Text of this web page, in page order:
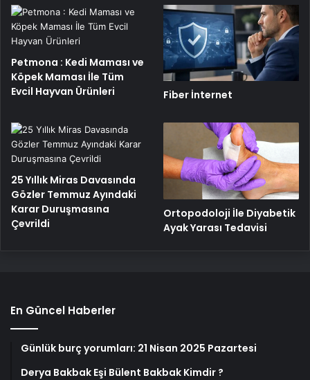
Petmona : Kedi Maması ve
Köpek Maması İle Tüm
Evcil Hayvan Ürünleri
Fiber İnternet
25 Yıllık Miras Davasında
Gözler Temmuz Ayındaki
Karar Duruşmasına
Çevrildi
Ortopodoloji İle Diyabetik
Ayak Yarası Tedavisi
En Güncel Haberler
Günlük burç yorumları: 21 Nisan 2025 Pazartesi
Derya Bakbak Eşi Bülent Bakbak Kimdir ?